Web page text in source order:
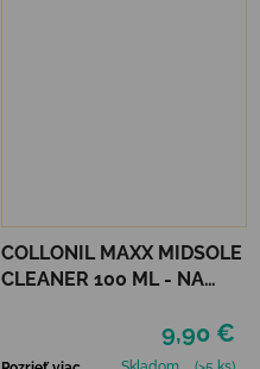
COLLONIL MAXX MIDSOLE
CLEANER 100 ML - NA
9,90 €